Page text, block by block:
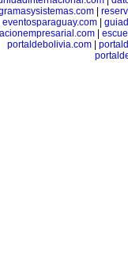
eventosparaguay.com
|
portaldebolivia.com|